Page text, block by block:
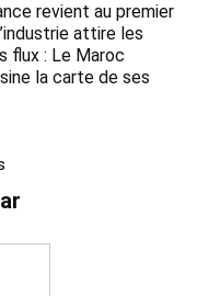
revient au premier
attire les
flux : Le Maroc
la carte de ses